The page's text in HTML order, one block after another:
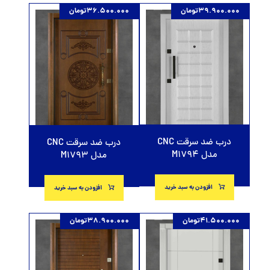
درب ضد سرقت CNC
مدل M1794
39.900.000تومان
افزودن به سبد خرید
درب ضد سرقت CNC
مدل M1793
36.500.000تومان
افزودن به سبد خرید
41.500.000تومان 38.900.000تومان